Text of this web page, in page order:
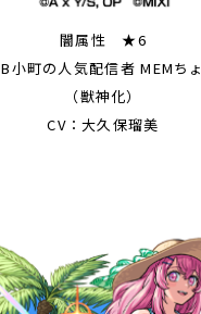
闇属性 ★6
B小町の人気配信者 MEMちょ
（獣神化）
CV：大久保瑠美